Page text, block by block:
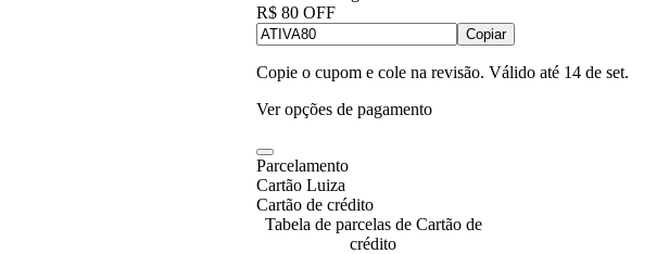
R$ 80 OFF
Copiar
Copie o cupom e cole na revisão. Válido até 14 de set.
Ver opções de pagamento
Parcelamento
Cartão Luiza
Cartão de crédito
Tabela de parcelas de Cartão de
crédito